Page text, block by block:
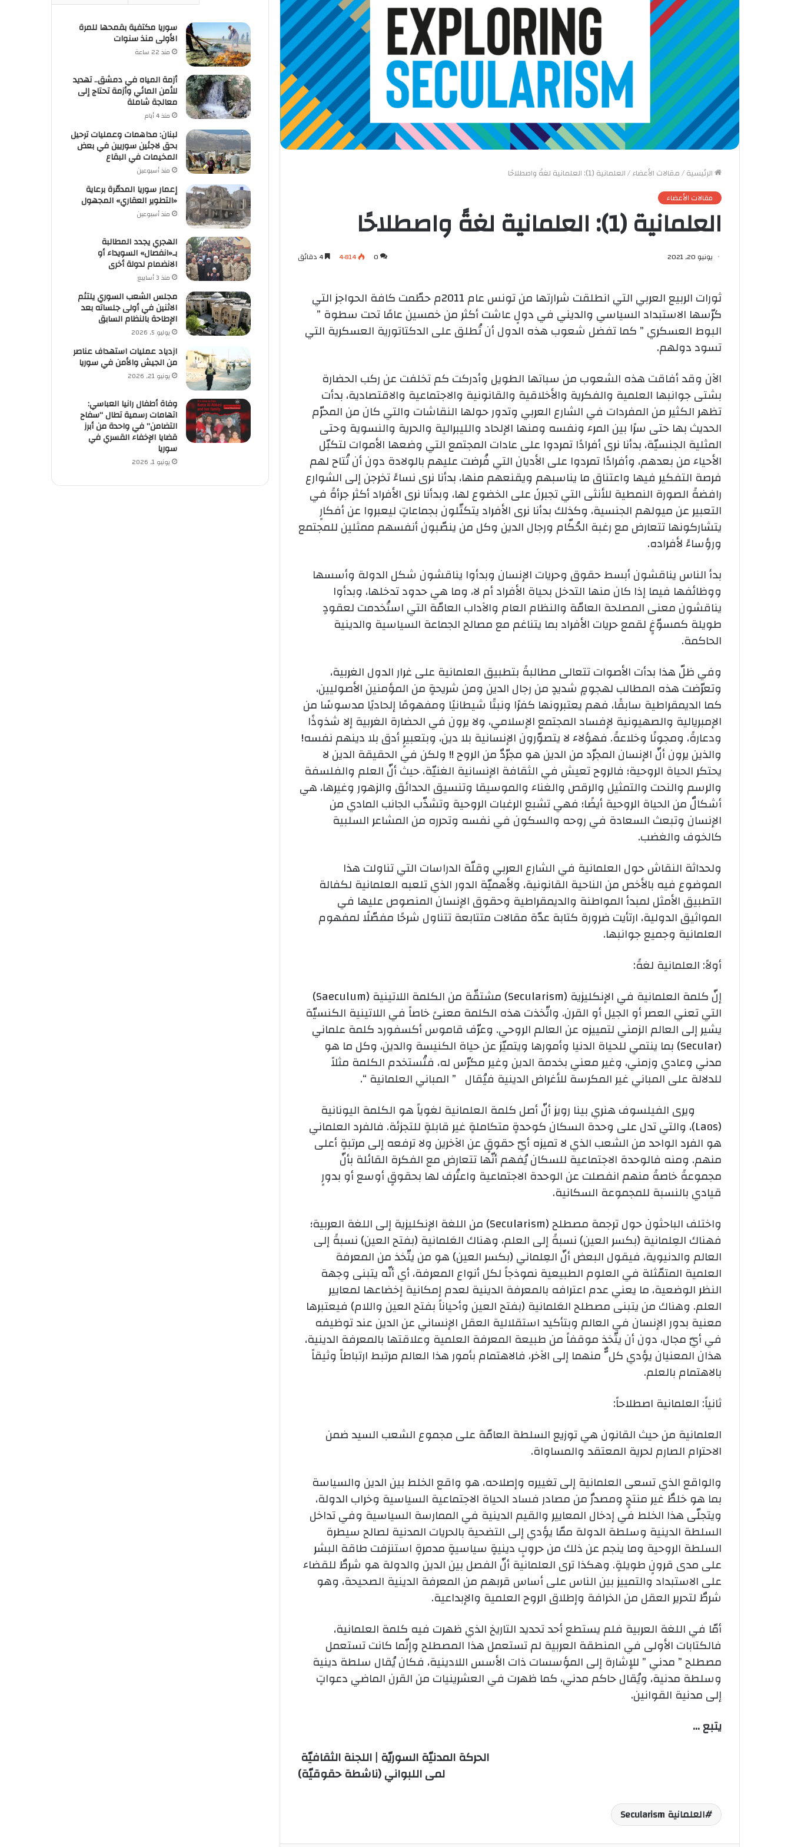
الرئيسية/مقالات الأعضاء/العلمانية (1): العلمانية لغةً واصطلاحًا
مقالات الأعضاء
العلمانية (1): العلمانية لغةً واصطلاحًا
يونيو 20, 2021 0 4٬814
ثورات الربيع العربي التي انطلقت شرارتها من تونس عام 2011م حطّمت كافة الحواجز التي
كرّسها الاستبداد السياسي والديني في دولٍ عاشت أكثر من خمسين عامًا تحت سطوة ”
البوط العسكري ” كما تفضل شعوب هذه الدول أن تُطلق على الدكتاتورية العسكرية التي
تسود دولهم.
الآن وقد أفاقت هذه الشعوب من سباتها الطويل وأدركت كم تخلفت عن ركب الحضارة
بشتى جوانبها العلمية والفكرية والأخلاقية والقانونية والاجتماعية والاقتصادية، بدأت
تظهر الكثير من المفردات في الشارع العربي وتدور حولها النقاشات والتي كان من المحرّم
الحديث بها حتى سرًا بين المرء ونفسه ومنها الإلحاد والليبرالية والحرية والنسوية وحتى
المثلية الجنسيّة، بدأنا نرى أفرادًا تمردوا على عادات المجتمع التي وضعها الأموات لتكبّل
الأحياء من بعدهم، وأفرادًا تمردوا على الأديان التي فُرضت عليهم بالولادة دون أن تُتاح لهم
فرصة التفكير فيها واعتناق ما يناسبهم ويقنعهم منها، بدأنا نرى نساءً تخرجن إلى الشوارع
رافضةً الصورة النمطية للأنثى التي تجبرنَ على الخضوع لها، وبدأنا نرى الأفراد أكثر جرأةً في
التعبير عن ميولهم الجنسية، وكذلك بدأنا نرى الأفراد يتكتّلون بجماعاتٍ ليعبروا عن أفكارٍ
يتشاركونها تتعارض مع رغبة الحُكّام ورجال الدين وكل من ينصّبون أنفسهم ممثلين للمجتمع
ورؤساءً لأفراده.
بدأ الناس يناقشون أبسط حقوق وحريات الإنسان وبدأوا يناقشون شكل الدولة وأسسها
ووظائفها فيما إذا كان منها التدخل بحياة الأفراد أم لا، وما هي حدود تدخلها، وبدأوا
يناقشون معنى المصلحة العامّة والنظام العام والآداب العامّة التي استُخدمت لعقودٍ
طويلة كمسوّغٍ لقمع حريات الأفراد بما يتناغم مع مصالح الجماعة السياسية والدينية
الحاكمة.
وفي ظلّ هذا بدأت الأصوات تتعالى مطالبةً بتطبيق العلمانية على غرار الدول الغربية،
وتعرّضت هذه المطالب لهجومٍ شديدٍ من رجال الدين ومن شريحةٍ من المؤمنين الأصوليين،
كما الديمقراطية سابقًا، فهم يعتبرونها كفرًا ونبتًا شيطانيًا ومفهومًا إلحاديًا مدسوسًا من
الإمبريالية والصهيونية لإفساد المجتمع الإسلامي، ولا يرون في الحضارة الغربية إلا شذوذًا
ودعارةً، ومجونًا وخلاعةً. فهؤلاء لا يتصوّرون الإنسانية بلا دين، وبتعبيرٍ أدق بلا دينهم نفسه!
والذين يرون أنّ الإنسان المجرّد من الدين هو مجرّدٌ من الروح !! ولكن في الحقيقة الدين لا
يحتكر الحياة الروحية؛ فالروح تعيش في الثقافة الإنسانية الغنيّة، حيث أنّ العلم والفلسفة
والرسم والنحت والتمثيل والرقص والغناء والموسيقا وتنسيق الحدائق والزهور وغيرها، هي
أشكالٌ من الحياة الروحية أيضًا؛ فهي تشبع الرغبات الروحية وتشذّب الجانب المادي من
الإنسان وتبعث السعادة في روحه والسكون في نفسه وتحرره من المشاعر السلبية
كالخوف والغضب.
ولحداثة النقاش حول العلمانية في الشارع العربي وقلّة الدراسات التي تناولت هذا
الموضوع فيه بالأخص من الناحية القانونية، ولأهميّة الدور الذي تلعبه العلمانية لكفالة
التطبيق الأمثل لمبدأ المواطنة والديمقراطية وحقوق الإنسان المنصوص عليها في
المواثيق الدولية، ارتأيت ضرورة كتابة عدّة مقالات متتابعة تتناول شرحًا مفصّلًا لمفهوم
العلمانية وجميع جوانبها.
أولاً: العلمانية لغةً:
إنّ كلمة العلمانية في الإنكليزية (Secularism) مشتقّة من الكلمة اللاتينية (Saeculum)
التي تعني العصر أو الجيل أو القرن. واتّخذت هذه الكلمة معنىً خاصاً في اللاتينية الكنسيّة
يشير إلى العالم الزمني لتمييزه عن العالم الروحي. وعرّف قاموس أكسفورد كلمة علماني
(Secular) بما ينتمي للحياة الدنيا وأمورها ويتميّز عن حياة الكنيسة والدين، وكل ما هو
مدني وعادي وزمني، وغير معني بخدمة الدين وغير مكرّس له، فتُستخدم الكلمة مثلاً
للدلالة على المباني غير المكرسة للأغراض الدينية فيُقال ” المباني العلمانية “.
ويرى الفيلسوف هنري بينا رويز أنّ أصل كلمة العلمانية لغوياً هو الكلمة اليونانية
(Laos)، والتي تدل على وحدة السكان كوحدةٍ متكاملةٍ غير قابلةٍ للتجزئة. فالفرد العلماني
هو الفرد الواحد من الشعب الذي لا تميزه أيّ حقوقٍ عن الآخرين ولا ترفعه إلى مرتبةٍ أعلى
منهم. ومنه فالوحدة الاجتماعية للسكان يُفهم أنّها تتعارض مع الفكرة القائلة بأنّ
مجموعةً خاصةً منهم انفصلت عن الوحدة الاجتماعية واعتُرف لها بحقوقٍ أوسع أو بدورٍ
قيادي بالنسبة للمجموعة السكانية.
واختلف الباحثون حول ترجمة مصطلح (Secularism) من اللغة الإنكليزية إلى اللغة العربية؛
فهناك العِلمانية (بكسر العين) نسبةً إلى العلم، وهناك العَلمانية (بفتح العين) نسبةً إلى
العالم والدنيوية، فيقول البعض أنّ العِلماني (بكسر العين) هو من يتّخذ من المعرفة
العلمية المتمّثلة في العلوم الطبيعية نموذجاً لكل أنواع المعرفة، أي أنّه يتبنى وجهة
النظر الوضعية، ما يعني عدم اعترافه بالمعرفة الدينية لعدم إمكانية إخضاعها لمعايير
العلم. وهناك من يتبنى مصطلح العَلمانية (بفتح العين وأحياناً بفتح العين واللام) فيعتبرها
معنية بدور الإنسان في العالم وبتأكيد استقلالية العقل الإنساني عن الدين عند توظيفه
في أيّ مجال، دون أن يتّخذ موقفاً من طبيعة المعرفة العلمية وعلاقتها بالمعرفة الدينية،
هذان المعنيان يؤدي كلٌّ منهما إلى الآخر، فالاهتمام بأمور هذا العالم مرتبط ارتباطاً وثيقاً
بالاهتمام بالعلم.
ثانياً: العلمانية اصطلاحاً:
العلمانية من حيث القانون هي توزيع السلطة العامّة على مجموع الشعب السيد ضمن
الاحترام الصارم لحرية المعتقد والمساواة.
والواقع الذي تسعى العلمانية إلى تغييره وإصلاحه، هو واقع الخلط بين الدين والسياسة
بما هو خلطٌ غير منتجٍ ومصدرٌ من مصادر فساد الحياة الاجتماعية السياسية وخراب الدولة،
ويتجلّى هذا الخلط في إدخال المعايير والقيم الدينية في الممارسة السياسية وفي تداخل
السلطة الدينية وسلطة الدولة ممّا يؤدي إلى التضحية بالحريات المدنية لصالح سيطرة
السلطة الروحية وما ينجم عن ذلك من حروبٍ دينيةٍ سياسيةٍ مدمرةٍ استنزفت طاقة البشر
على مدى قرونٍ طويلةٍ. وهكذا ترى العلمانية أنّ الفصل بين الدين والدولة هو شرطٌ للقضاء
على الاستبداد والتمييز بين الناس على أساس قربهم من المعرفة الدينية الصحيحة، وهو
شرطٌ لتحرير العقل من الخرافة وإطلاق الروح العلمية والإبداعية.
أمّا في اللغة العربية فلم يستطع أحد تحديد التاريخ الذي ظهرت فيه كلمة العلمانية،
فالكتابات الأولى في المنطقة العربية لم تستعمل هذا المصطلح وإنّما كانت تستعمل
مصطلح ” مدني ” للإشارة إلى المؤسسات ذات الأسس اللادينية، فكان يُقال سلطة دينية
وسلطة مدنية، ويُقال حاكم مدني، كما ظهرت في العشرينيات من القرن الماضي دعواتٍ
إلى مدنية القوانين.
يتبع …
الحركة المدنيّة السوريّة | اللجنة الثقافيّة
لمى اللبواني (ناشطة حقوقيّة)
العلمانية Secularism
سوريا مكتفية بقمحها للمرة
الأولى منذ سنوات
منذ 22 ساعة
أزمة المياه في دمشق.. تهديد
للأمن المائي وأزمة تحتاج إلى
معالجة شاملة
منذ 4 أيام
لبنان: مداهمات وعمليات ترحيل
بحق لاجئين سوريين في بعض
المخيمات في البقاع
منذ أسبوعين
إعمار سوريا المدمّرة برعاية
«التطوير العقاري» المجهول
منذ أسبوعين
الهجري يجدد المطالبة
بـ«انفصال» السويداء أو
الانضمام لدولة أخرى
منذ 3 أسابيع
مجلس الشعب السوري يلتئم
الاثنين في أولى جلساته بعد
الإطاحة بالنظام السابق
يوليو 5, 2026
ازدياد عمليات استهداف عناصر
من الجيش والأمن في سوريا
يونيو 21, 2026
وفاة أطفال رانيا العباسي:
اتهامات رسمية تطال “سفاح
التضامن” في واحدة من أبرز
قضايا الإخفاء القسري في
سوريا
يونيو 1, 2026